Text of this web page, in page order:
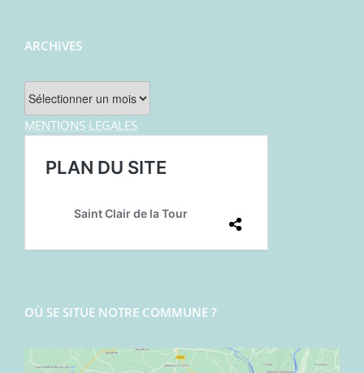
ARCHIVES
Archives
MENTIONS LEGALES
OÙ SE SITUE NOTRE COMMUNE ?